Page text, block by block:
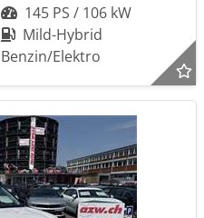
145 PS / 106 kW
Mild-Hybrid
Benzin/Elektro